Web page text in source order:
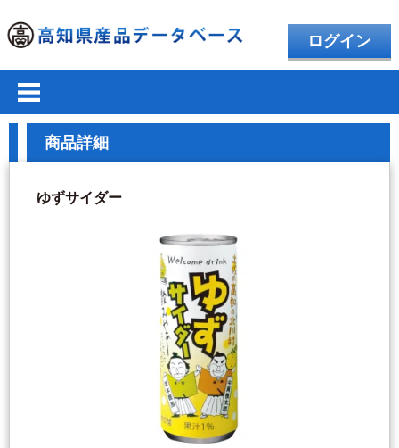
ログイン
商品詳細
ゆずサイダー